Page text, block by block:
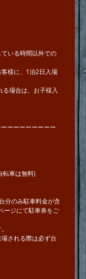
いる時間以外での
様に、1泊2日入場
場合は、お子様入
ーーーーーーーー
転車は無料)
のみ駐車料金が含
ージにて駐車券をご
される際は必ず台